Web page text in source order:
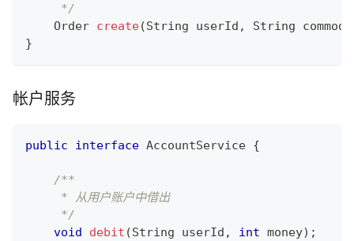
     */
Order create(String userId , String
}
帐户服务
public interface AccountService {
/**
     * 从用户账户中借出
     */
void
debit (String userId , int money) ;